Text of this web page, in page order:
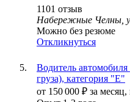
1101 отзыв
Набережные Челны,
Можно без резюме
Откликнуться
Водитель автомобиля
груза), категория "Е"
от 150 000 ₽ за месяц,